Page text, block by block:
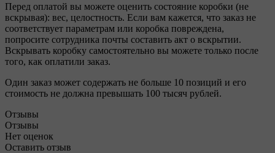
Перед оплатой вы можете оценить состояние коробки (не
вскрывая): вес, целостность. Если вам кажется, что заказ не
соответствует параметрам или коробка повреждена,
попросите сотрудника почты составить акт о вскрытии.
Вскрывать коробку самостоятельно вы можете только после
того, как оплатили заказ.
Один заказ может содержать не больше 10 позиций и его
стоимость не должна превышать 100 тысяч рублей.
Отзывы
Отзывы
Нет оценок
Оставить отзыв